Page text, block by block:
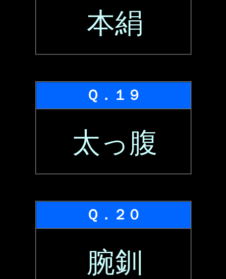
本絹
Ｑ．１９
太っ腹
Ｑ．２０
腕釧